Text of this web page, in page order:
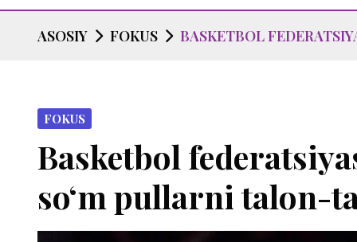
ASOSIY FOKUS BASKETBOL
FOKUS
Basketbol
so‘m pullarni talon-